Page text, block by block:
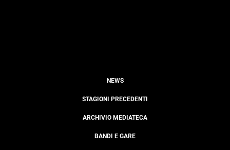
NEWS
STAGIONI PRECEDENTI
ARCHIVIO MEDIATECA
BANDI E GARE